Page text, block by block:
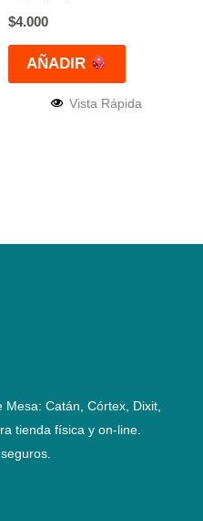
$4.000
AÑADIR
Vista Rápida
Catán, Córtex, Dixit,
tienda física y on-line.